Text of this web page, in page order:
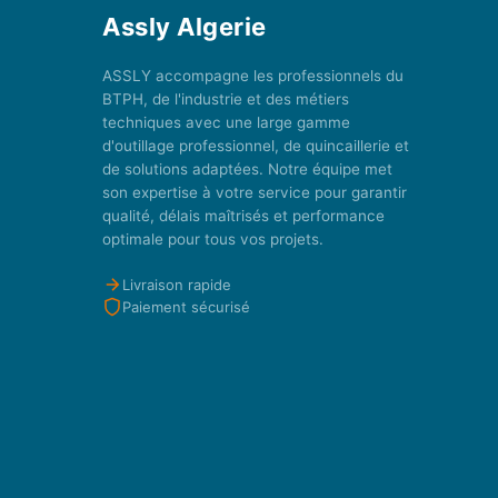
Assly Algerie
ASSLY accompagne les professionnels du
BTPH, de l'industrie et des métiers
techniques avec une large gamme
d'outillage professionnel, de quincaillerie et
de solutions adaptées. Notre équipe met
son expertise à votre service pour garantir
qualité, délais maîtrisés et performance
optimale pour tous vos projets.
Livraison rapide
Paiement sécurisé